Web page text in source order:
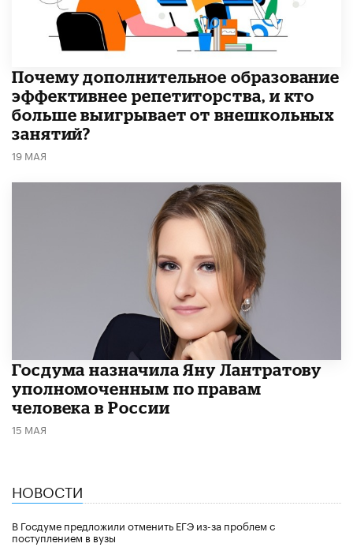
​Почему дополнительное образование
эффективнее репетиторства, и кто
больше выигрывает от внешкольных
занятий?
19 МАЯ
Госдума назначила Яну Лантратову
уполномоченным по правам
человека в России
15 МАЯ
НОВОСТИ
В Госдуме предложили отменить ЕГЭ из-за проблем с
поступлением в вузы